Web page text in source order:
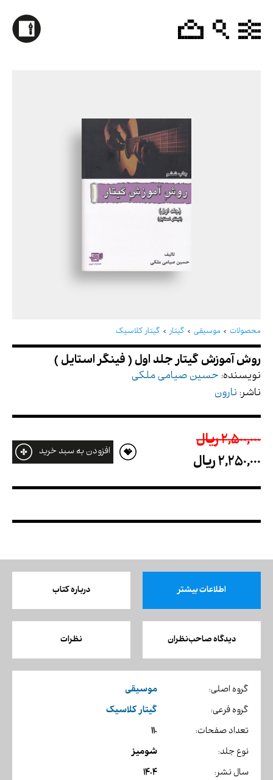
محصولات موسیقی گیتار گیتار کلاسیک
روش آموزش گیتار جلد اول ( فینگر استایل )
نویسنده: حسین صیامی ملکی
ناشر: نارون
2,500,000 ريال
2,250,000 ريال
افزودن به سبد خرید
اطلاعات بیشتر درباره کتاب
دیدگاه صاحب‌نظران نظرات
گروه اصلی: موسیقی
گروه فرعی: گیتار کلاسیک
تعداد صفحات: 110
نوع جلد: شومیز
سال نشر: 1404